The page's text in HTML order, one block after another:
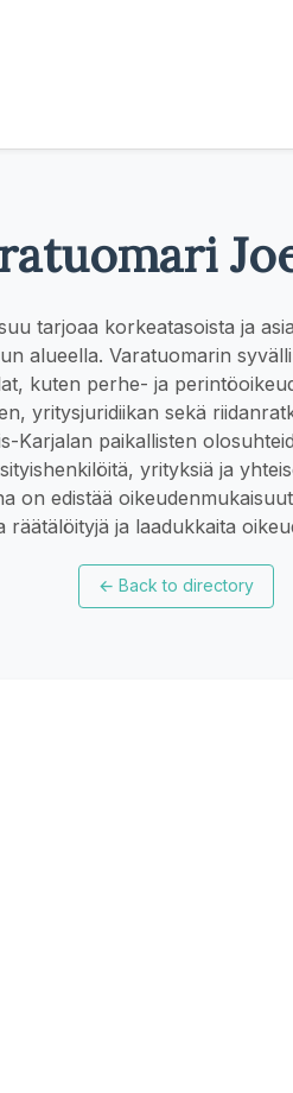
tarjoaa korkeatasoista ja
alueella. Varatuomarin
kuten perhe- ja
yritysjuridiikan sekä
Karjalan paikallisten
yrityksiä ja
on edistää
räätälöityjä ja laadukkaita
← Back to directory